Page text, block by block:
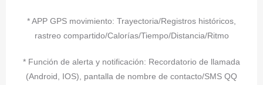
* APP GPS movimiento: Trayectoria/Registros históricos,
rastreo compartido/Calorías/Tiempo/Distancia/Ritmo
* Función de alerta y notificación: Recordatorio de llamada
(Android, IOS), pantalla de nombre de contacto/SMS QQ